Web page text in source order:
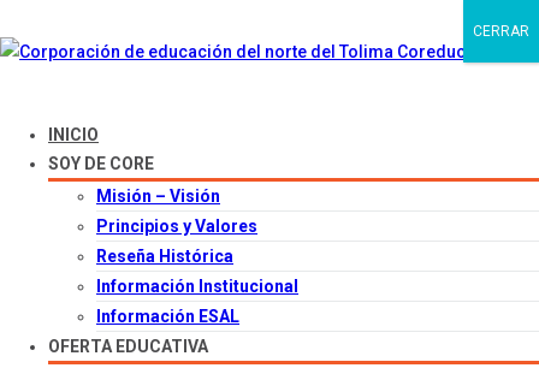
INICIO
SOY DE CORE
Misión – Visión
Principios y Valores
Reseña Histórica
Información Institucional
Información ESAL
OFERTA EDUCATIVA
CERRAR